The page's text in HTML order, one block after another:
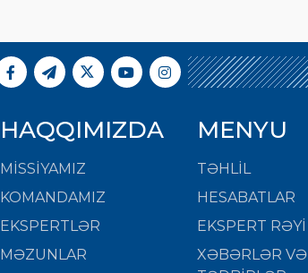
HAQQIMIZDA
MISSIYAMIZ
KOMANDAMIZ
EKSPERTLƏR
MƏZUNLAR
MENYU
TƏHLİL
HESABATLAR
EKSPERT RƏYİ
XƏBƏRLƏR VƏ